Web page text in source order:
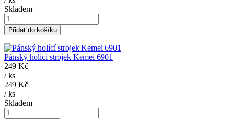
Skladem
Přidat do košíku
Pánský holící strojek Kemei 6901
249 Kč
/ks
249 Kč
/ks
Skladem